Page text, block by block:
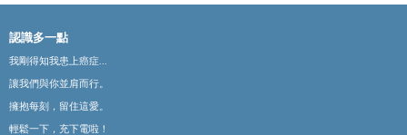
認識多一點
我剛得知我患上癌症...
讓我們與你並肩而行。
擁抱每刻，留住這愛。
輕鬆一下，充下電啦！